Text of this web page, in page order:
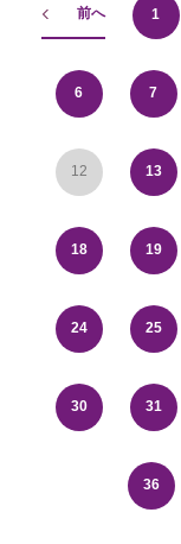
前へ 1
6 7
12 13
18 19
24 25
30 31
36